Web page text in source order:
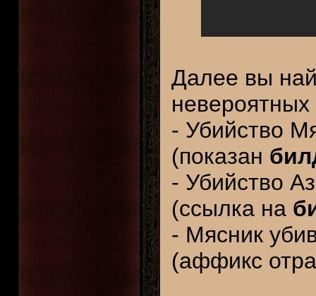
Далее вы
- Убийство
(показан
- Убийство
(ссылка на
- Мясник
(аффикс